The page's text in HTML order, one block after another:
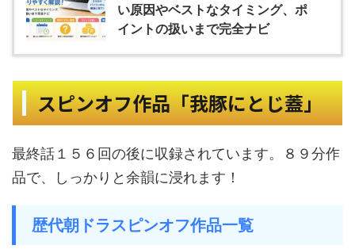
い原因やベストなタイミング、ポ
イントの扱いまで完全ナビ
スピンオフ作品「我豚にとじ蓋」
最終話１５６回の後に収録されています。８９分作
品で、しっかりと余韻に浸れます！
歴代朝ドラスピンオフ作品一覧